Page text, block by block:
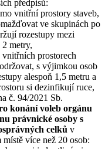
předpisů:
vnitřní prostory staveb,
ve skupinách po
rozestupy mezi
metry,
prostorech
s výjimkou osob
alespoň 1,5 metru a
si dezinfikují ruce,
č. 94/2021 Sb.
konání voleb orgánu
právnické osoby s
celků v
více než 20 osob: